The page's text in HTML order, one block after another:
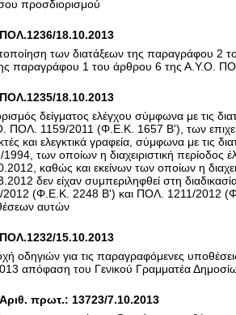
προσδιορισμού
ΠΟΛ.1236/18.10.2013
των διατάξεων της παραγράφου 2
παραγράφου 1 του άρθρου 6 της Α.Υ.Ο.
ΠΟΛ.1235/18.10.2013
δείγματος ελέγχου σύμφωνα με τις
ΠΟΛ. 1159/2011 (Φ.Ε.Κ. 1657 Β'), των
και ελεγκτικά γραφεία, σύμφωνα με τις
των οποίων η διαχειριστική περίοδος
καθώς και εκείνων των οποίων η
δεν είχαν συμπεριληφθεί στη
2012 (Φ.Ε.Κ. 2248 Β') και ΠΟΛ. 1211/2012
αυτών
ΠΟΛ.1232/15.10.2013
οδηγιών για τις παραγραφόμενες
απόφαση του Γενικού Γραμματέα
Αριθ. πρωτ.: 13723/7.10.2013